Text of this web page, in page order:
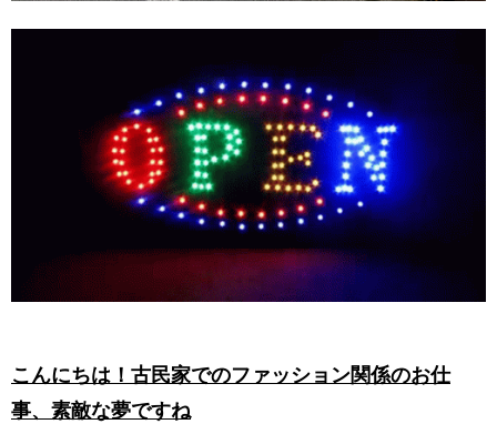
こんにちは！古民家でのファッション関係のお仕
事、素敵な夢ですね